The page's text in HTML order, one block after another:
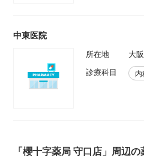
中東医院
所在地
大
診療科目
「櫻十字薬局 守口店」周辺の